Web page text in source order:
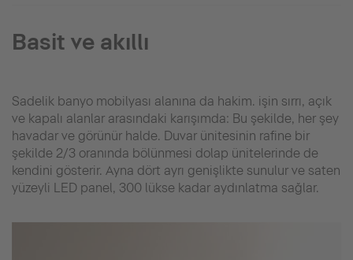
Basit ve akıllı
Sadelik banyo mobilyası alanına da hakim. işin sırrı, açık
ve kapalı alanlar arasındaki karışımda: Bu şekilde, her şey
havadar ve görünür halde. Duvar ünitesinin rafine bir
şekilde 2/3 oranında bölünmesi dolap ünitelerinde de
kendini gösterir. Ayna dört ayrı genişlikte sunulur ve saten
yüzeyli LED panel, 300 lükse kadar aydınlatma sağlar.